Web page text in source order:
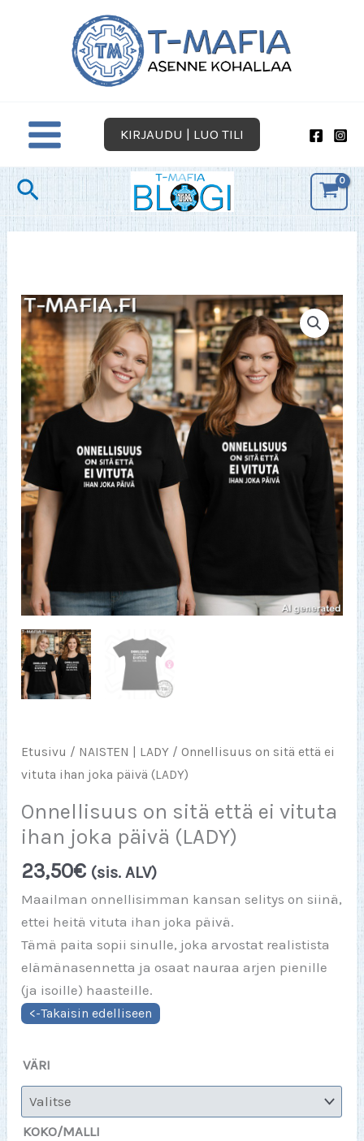
KIRJAUDU | LUO TILI
Hae
Etusivu / NAISTEN | LADY / Onnellisuus on sitä että ei
vituta ihan joka päivä (LADY)
Onnellisuus on sitä että ei vituta
ihan joka päivä (LADY)
23,50€ (sis. ALV)
Maailman onnellisimman kansan selitys on siinä,
ettei heitä vituta ihan joka päivä.
Tämä paita sopii sinulle, joka arvostat realistista
elämänasennetta ja osaat nauraa arjen pienille
(ja isoille) haasteille.
VÄRI
KOKO/MALLI